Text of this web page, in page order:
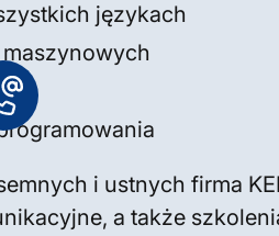
językach
i ustnych firma
a także